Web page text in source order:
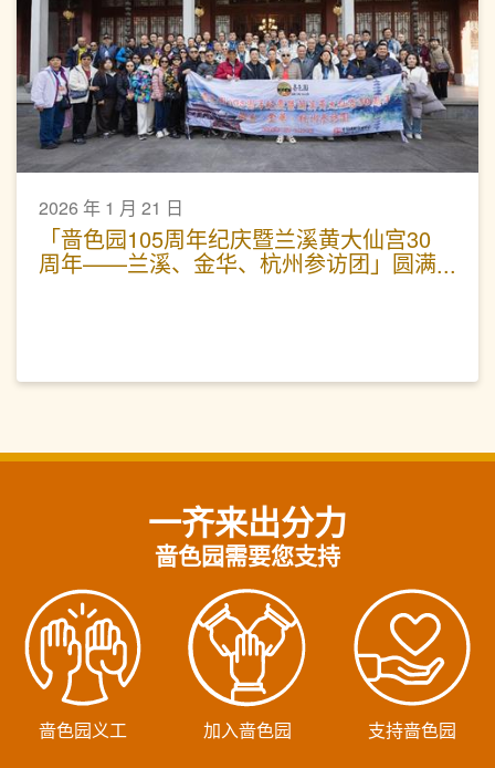
2026 年 1 月 21 日
「啬色园105周年纪庆暨兰溪黄大仙宫30
周年——兰溪、金华、杭州参访团」圆满
一齐来出分力
啬色园需要您支持
啬色园义工 加入啬色园 支持啬色园